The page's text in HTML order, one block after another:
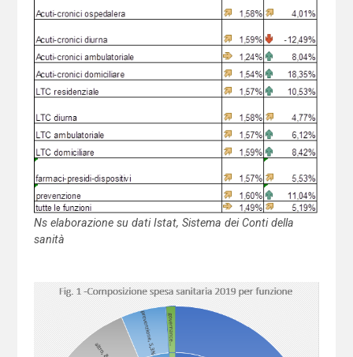
Ns elaborazione su dati Istat, Sistema dei Conti della
sanità